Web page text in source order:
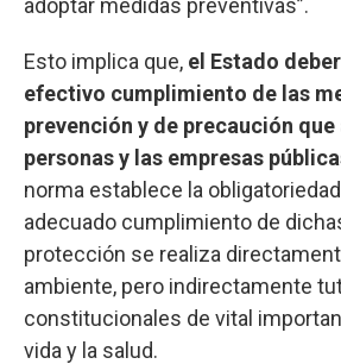
adoptar medidas preventivas”.
Esto implica que, el Estado
efectivo cumplimiento de las
prevención y de precaución
personas y las empresas
norma establece la
adecuado cumplimiento de
protección se realiza
ambiente, pero indirectamente
constitucionales de vital
vida y la salud.